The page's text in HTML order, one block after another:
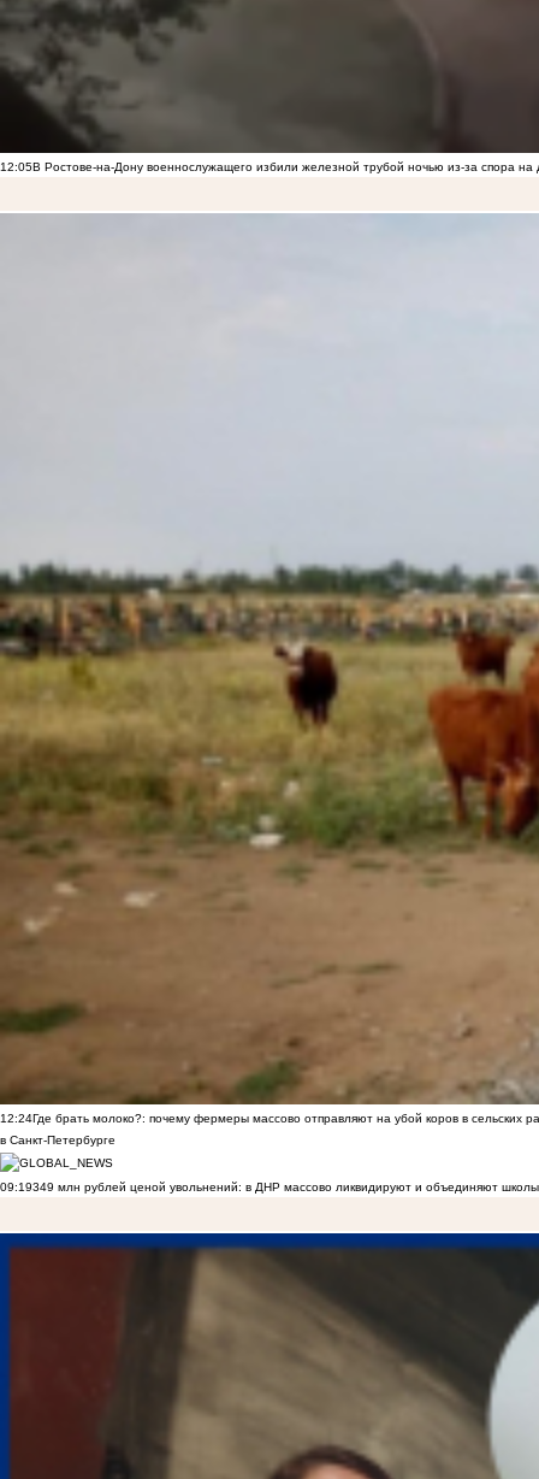
12:05В Ростове-на-Дону военнослужащего избили железной трубой ночью из-за спора на
12:24Где брать молоко?: почему фермеры массово отправляют на убой коров в сельских
в Санкт-Петербурге
09:19349 млн рублей ценой увольнений: в ДНР массово ликвидируют и объединяют